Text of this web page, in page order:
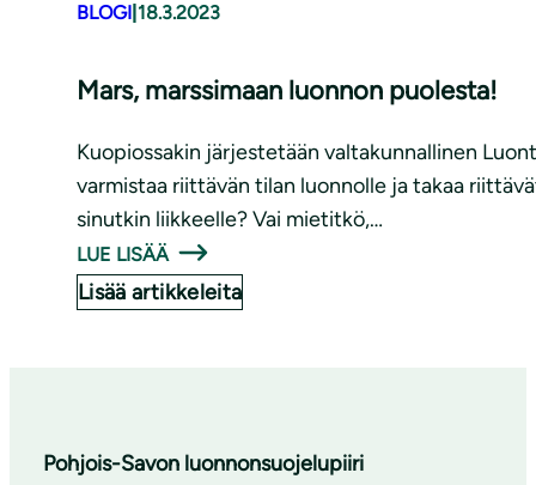
BLOGI 18.3.2023
Mars, marssimaan luonnon puolesta!
Kuopiossakin järjestetään valtakunnallinen
varmistaa riittävän tilan luonnolle ja takaa
sinutkin liikkeelle? Vai mietitkö,…
LUE LISÄÄ
Lisää artikkeleita
Pohjois-Savon luonnonsuojelupiiri